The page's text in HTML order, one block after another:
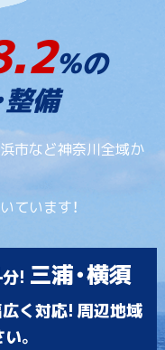
%の
整備
浜市など神奈川全域か
ています！
分! 三浦・横須
く対応! 周辺地域
。